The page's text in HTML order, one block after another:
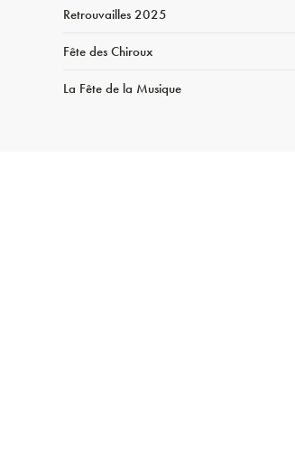
Retrouvailles 2025
Fête des Chiroux
La Fête de la Musique